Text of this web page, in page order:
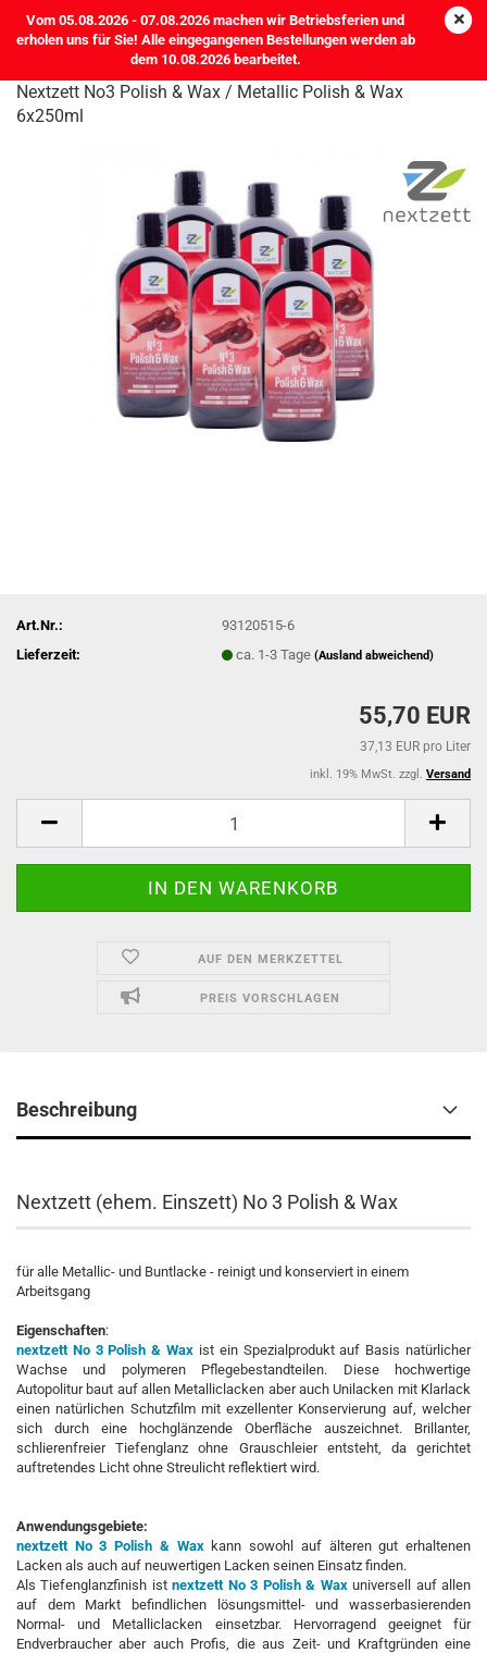
Vom 05.08.2026 - 07.08.2026 machen wir Betriebsferien und
erholen uns für Sie! Alle eingegangenen Bestellungen werden ab
dem 10.08.2026 bearbeitet.
Nextzett No3 Polish & Wax / Metallic Polish & Wax
6x250ml
Art.Nr.:
93120515-6
Lieferzeit:
ca. 1-3 Tage(Ausland abweichend)
55,70 EUR
37,13 EUR pro Liter
inkl. 19% MwSt. zzgl. Versand
AUF DEN MERKZETTEL
PREIS VORSCHLAGEN
Beschreibung
Nextzett (ehem. Einszett) No 3 Polish & Wax
für alle Metallic- und Buntlacke - reinigt und konserviert in einem
Arbeitsgang
Eigenschaften:
nextzett No 3 Polish & Wax ist ein Spezialprodukt auf Basis natürlicher
Wachse und polymeren Pflegebestandteilen. Diese hochwertige
Autopolitur baut auf allen Metalliclacken aber auch Unilacken mit Klarlack
einen natürlichen Schutzfilm mit exzellenter Konservierung auf, welcher
sich durch eine hochglänzende Oberfläche auszeichnet. Brillanter,
schlierenfreier Tiefenglanz ohne Grauschleier entsteht, da gerichtet
auftretendes Licht ohne Streulicht reflektiert wird.
Anwendungsgebiete:
nextzett No 3 Polish & Wax kann sowohl auf älteren gut erhaltenen
Lacken als auch auf neuwertigen Lacken seinen Einsatz finden.
Als Tiefenglanzfinish istnextzett No 3 Polish & Waxuniversell auf allen
auf dem Markt befindlichen lösungsmittel- und wasserbasierenden
Normal- und Metalliclacken einsetzbar. Hervorragend geeignet für
Endverbraucher aber auch Profis, die aus Zeit- und Kraftgründen eine